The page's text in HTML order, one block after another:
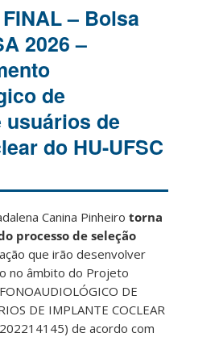
– Bolsa
2026 –
de
usuários de
do HU-UFSC
Canina Pinheiro ­­­­­­­ torna
processo de seleção
que irão desenvolver
no âmbito do Projeto
DE
DE IMPLANTE COCLEAR
de acordo com